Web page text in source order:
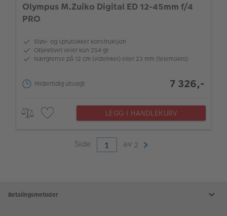
Olympus M.Zuiko Digital ED 12-45mm f/4
PRO
Støv- og sprutsikker konstruksjon
Objektivet veier kun 254 gr
Nærgrense på 12 cm (vidvinkel) eller 23 mm (telemakro)
Midlertidig utsolgt 7 326,-
LEGG I HANDLEKURV
Side av 2
Betalingsmetoder